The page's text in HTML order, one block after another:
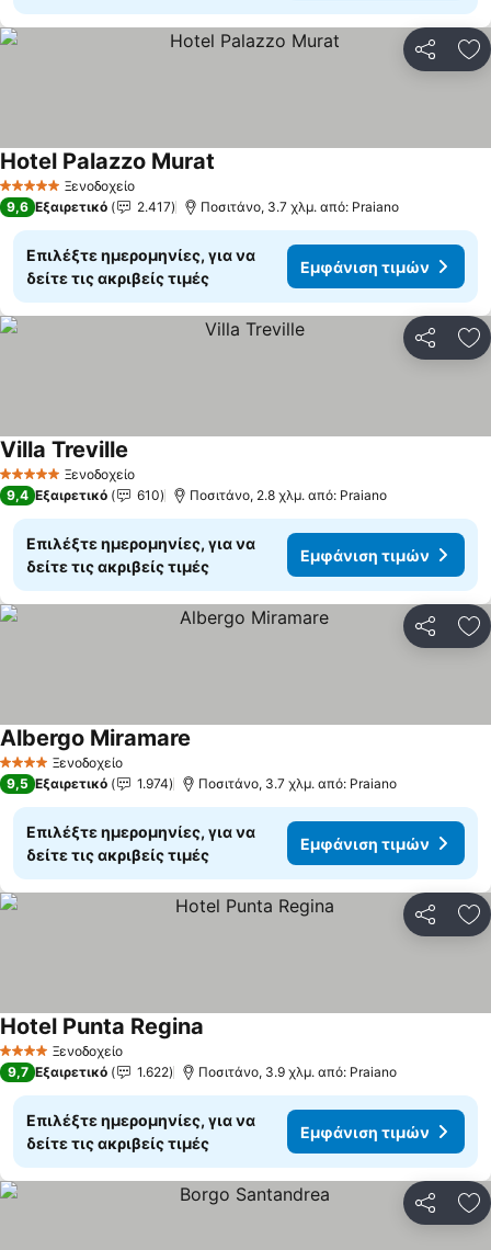
5 Αστέρια Ξενοδοχείο
Hotel Palazzo Murat
9,6 Εξαιρετικό 2.417 Ποσιτάνο, 3.7 χλμ. από: Praiano
Επιλέξτε ημερομηνίες, για να
δείτε τις ακριβείς τιμές
Εμφάνιση τιμών
5 Αστέρια Ξενοδοχείο
Villa Treville
9,4 Εξαιρετικό 610 Ποσιτάνο, 2.8 χλμ. από: Praiano
Επιλέξτε ημερομηνίες, για να
δείτε τις ακριβείς τιμές
Εμφάνιση τιμών
4 ΑστέριαΞενοδοχείο
Albergo Miramare
9,5 Εξαιρετικό 1.974 Ποσιτάνο, 3.7 χλμ. από: Praiano
Επιλέξτε ημερομηνίες, για να
δείτε τις ακριβείς τιμές
Εμφάνιση τιμών
4 ΑστέριαΞενοδοχείο
Hotel Punta Regina
9,7 Εξαιρετικό 1.622 Ποσιτάνο, 3.9 χλμ. από: Praiano
Επιλέξτε ημερομηνίες, για να
δείτε τις ακριβείς τιμές
Εμφάνιση τιμών